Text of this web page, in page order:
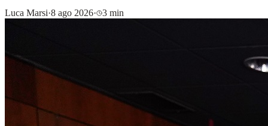
Luca Marsi·8 ago 2026· 3 min